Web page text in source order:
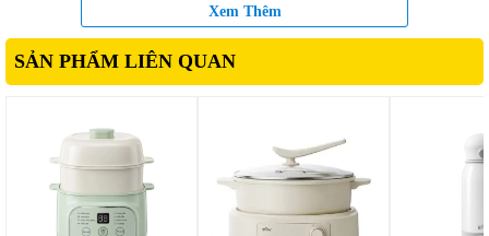
Xem Thêm
SẢN PHẨM LIÊN QUAN